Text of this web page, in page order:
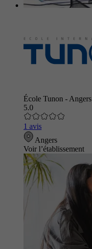
École Tunon - Angers
5.0
1 avis
Angers
Voir l’établissement